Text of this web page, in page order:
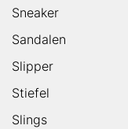
Sneaker
Sandalen
Slipper
Stiefel
Slings